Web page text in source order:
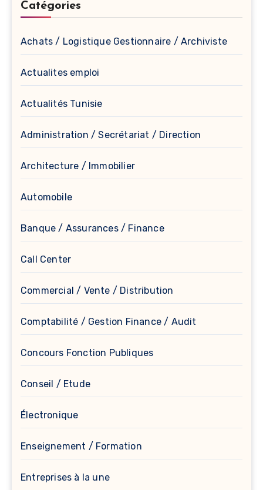
Catégories
Achats / Logistique Gestionnaire / Archiviste
Actualites emploi
Actualités Tunisie
Administration / Secrétariat / Direction
Architecture / Immobilier
Automobile
Banque / Assurances / Finance
Call Center
Commercial / Vente / Distribution
Comptabilité / Gestion Finance / Audit
Concours Fonction Publiques
Conseil / Etude
Électronique
Enseignement / Formation
Entreprises à la une